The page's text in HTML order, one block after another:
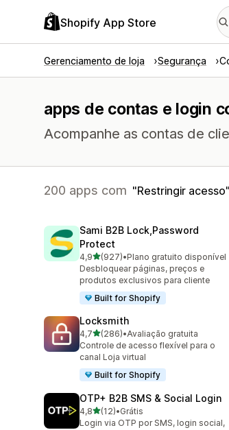
Shopify App Store
Gerenciamento de loja Segurança
apps de contas e login
Acompanhe as contas de
200 apps com Restringir acesso
Sami B2B Lock,Password
Protect
4,9de 5 estrelas
(927)
927 avaliações ao todo
•Plano gratuito disponível
Desbloquear páginas, preços e
produtos exclusivos para cliente
Built for Shopify
Locksmith
4,7de 5 estrelas
(286)
286 avaliações ao todo
•Avaliação gratuita
Controle de acesso flexível para o
canal Loja virtual
Built for Shopify
OTP+ B2B SMS & Social Login
4,8de 5 estrelas
(12)
12 avaliações ao todo
•Grátis
Login via OTP por SMS, login social,